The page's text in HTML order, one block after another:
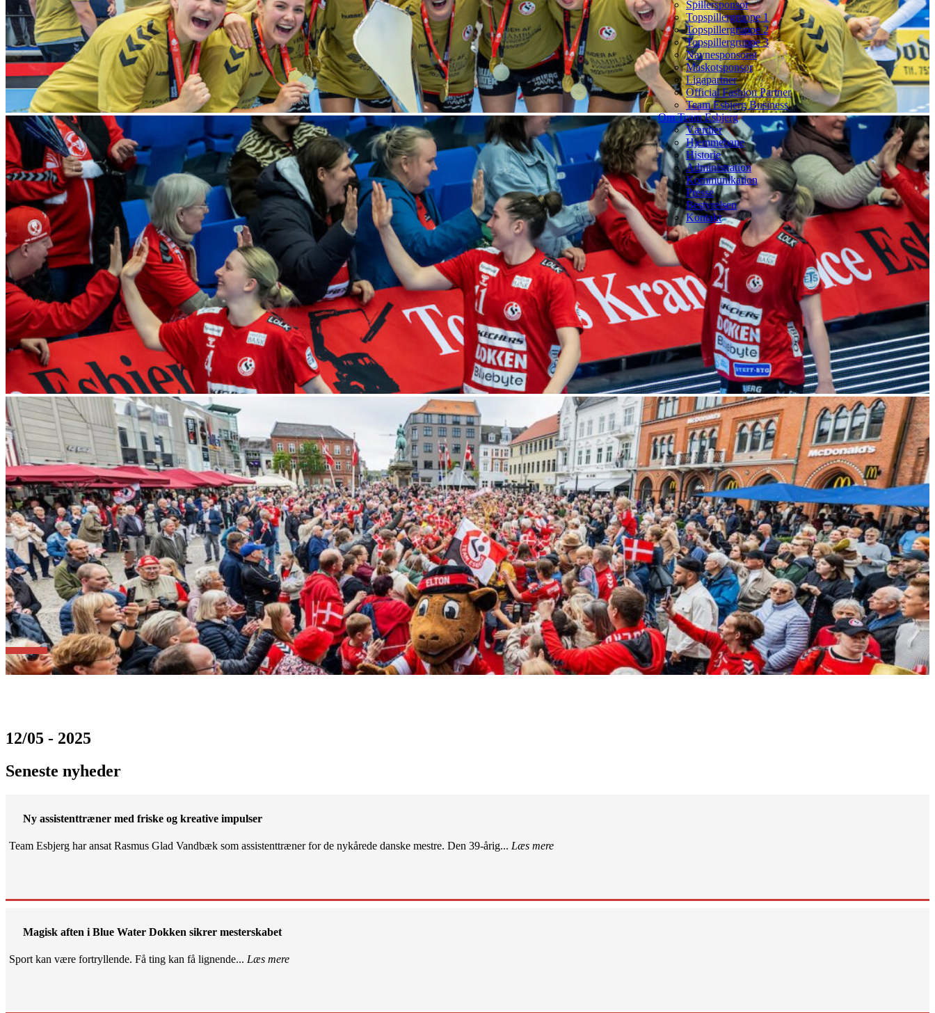
Spillersponsor
Topspillergruppe 1
Topspillergruppe 2
Topspillergruppe 3
Navnesponsorat
Maskotsponsor
Ligapartner
Official Fashion Partner
Team Esbjerg Business
Om Team Esbjerg
Værdier
Hjemmebane
Historie
Administration
Kommunikation
Presse
Bestyrelsen
Kontakt
12/05 - 2025
Seneste nyheder
Ny assistenttræner med friske og kreative impulser
Team Esbjerg har ansat Rasmus Glad Vandbæk som assistenttræner for de nykårede danske mestre. Den 39-årig... Læs mere
Magisk aften i Blue Water Dokken sikrer mesterskabet
Sport kan være fortryllende. Få ting kan få lignende... Læs mere